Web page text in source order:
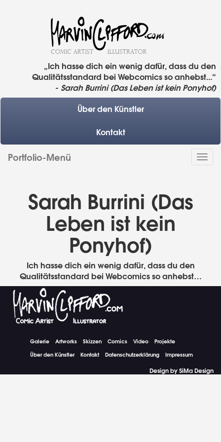
„Ich hasse dich ein wenig dafür, dass du den
Qualitätsstandard bei Webcomics so anhebst...“
- Sarah Burrini (Das Leben ist kein Ponyhof)
Über den Künstler
Kontakt
Portfolio-Menü
Sarah Burrini (Das
Leben ist kein
Ponyhof)
Ich hasse dich ein wenig dafür, dass du den
Qualitätsstandard bei Webcomics so anhebst…
Galerie Artworks Skizzen Comics Video
Projekte
Über den Künstler
Kontakt Datenschutzerklärung Impressum
Design by SiMa Design